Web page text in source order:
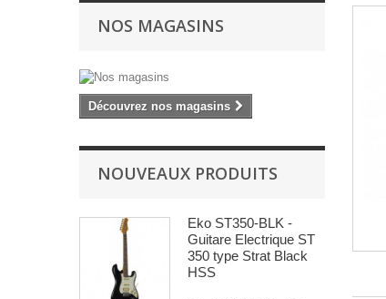
NOS MAGASINS
Découvrez nos magasins
NOUVEAUX PRODUITS
Eko ST350-BLK -
Guitare Electrique ST
350 type Strat Black
HSS